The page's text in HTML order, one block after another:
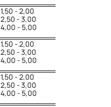
1,50 - 2,00
2,50 - 3,00
4,00 - 5,00
1,50 - 2,00
2,50 - 3,00
4,00 - 5,00
1,50 - 2,00
2,50 - 3,00
4,00 - 5,00